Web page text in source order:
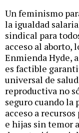
Un feminismo
la igualdad
sindical para
acceso al aborto,
Enmienda Hyde,
es factible
universal de
reproductiva no
seguro cuando la
acceso a
e hijas sin temor